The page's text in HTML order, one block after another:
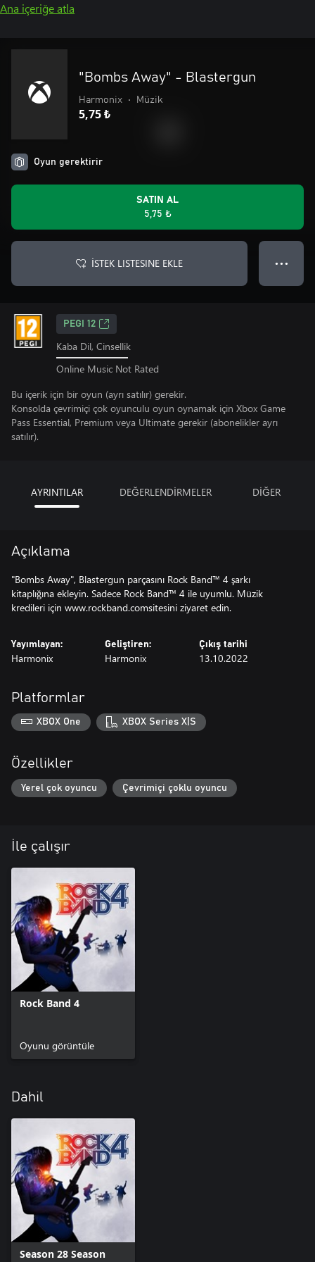
Ana içeriğe atla
"Bombs Away" - Blastergun
Harmonix • Müzik
5,75 ₺
Oyun gerektirir
SATIN AL
5,75 ₺
İSTEK LISTESINE EKLE ● ● ●
PEGI 12
Kaba Dil, Cinsellik
Online Music Not Rated
Bu içerik için bir oyun (ayrı satılır) gerekir.
Konsolda çevrimiçi çok oyunculu oyun oynamak için Xbox Game
Pass Essential, Premium veya Ultimate gerekir (abonelikler ayrı
satılır).
AYRINTILAR DEĞERLENDİRMELER DİĞER
Açıklama
"Bombs Away", Blastergun parçasını Rock Band™ 4 şarkı
kitaplığına ekleyin. Sadece Rock Band™ 4 ile uyumlu. Müzik
kredileri için www.rockband.comsitesini ziyaret edin.
Yayımlayan:
Harmonix
Geliştiren:
Harmonix
Çıkış tarihi
13.10.2022
Platformlar
XBOX One XBOX Series X|S
Özellikler
Yerel çok oyuncu Çevrimiçi çoklu oyuncu
İle çalışır
Rock Band 4
Oyunu görüntüle
Dahil
Season 28 Season